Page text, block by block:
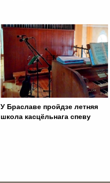
У Браславе пройдзе летняя
школа касцёльнага спеву